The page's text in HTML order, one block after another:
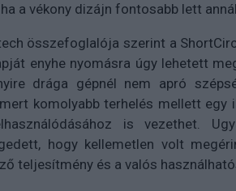
a vékony dizájn fontosabb lett
összefoglalója szerint a
enyhe nyomásra úgy lehetett
drága gépnél nem apró
komolyabb terhelés mellett egy
is vezethet.
hogy kellemetlen volt
teljesítmény és a valós